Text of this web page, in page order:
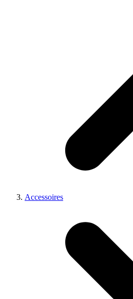
Accessoires